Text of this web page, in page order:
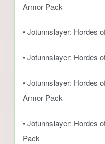
Armor Pack
• Jotunnslayer: Hordes
• Jotunnslayer: Hordes
• Jotunnslayer: Hordes
Armor Pack
• Jotunnslayer: Hordes
Pack